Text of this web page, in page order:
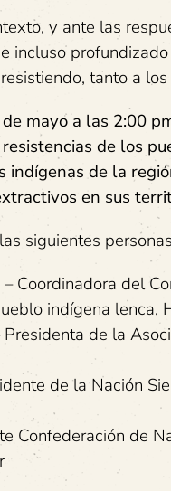
y ante las
incluso
tanto a
mayo a las 2:00
de los
indígenas de la
en sus
siguientes
Coordinadora del
indígena lenca,
de la
de la Nación
Confederación de